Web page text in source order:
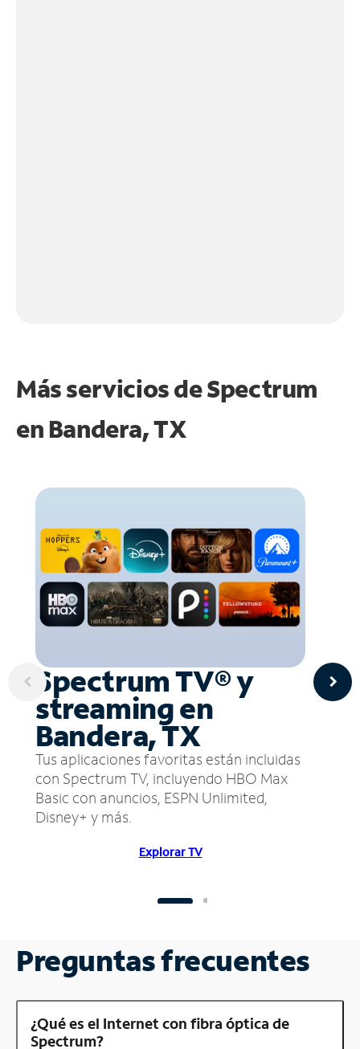
Más servicios de Spectrum
en Bandera, TX
Spectrum TV® y
streaming en
Bandera, TX
Tus aplicaciones favoritas están incluidas
con Spectrum TV, incluyendo HBO Max
Basic con anuncios, ESPN Unlimited,
Disney+ y más.
Explorar TV
Preguntas frecuentes
¿Qué es el Internet con fibra óptica de
Spectrum?